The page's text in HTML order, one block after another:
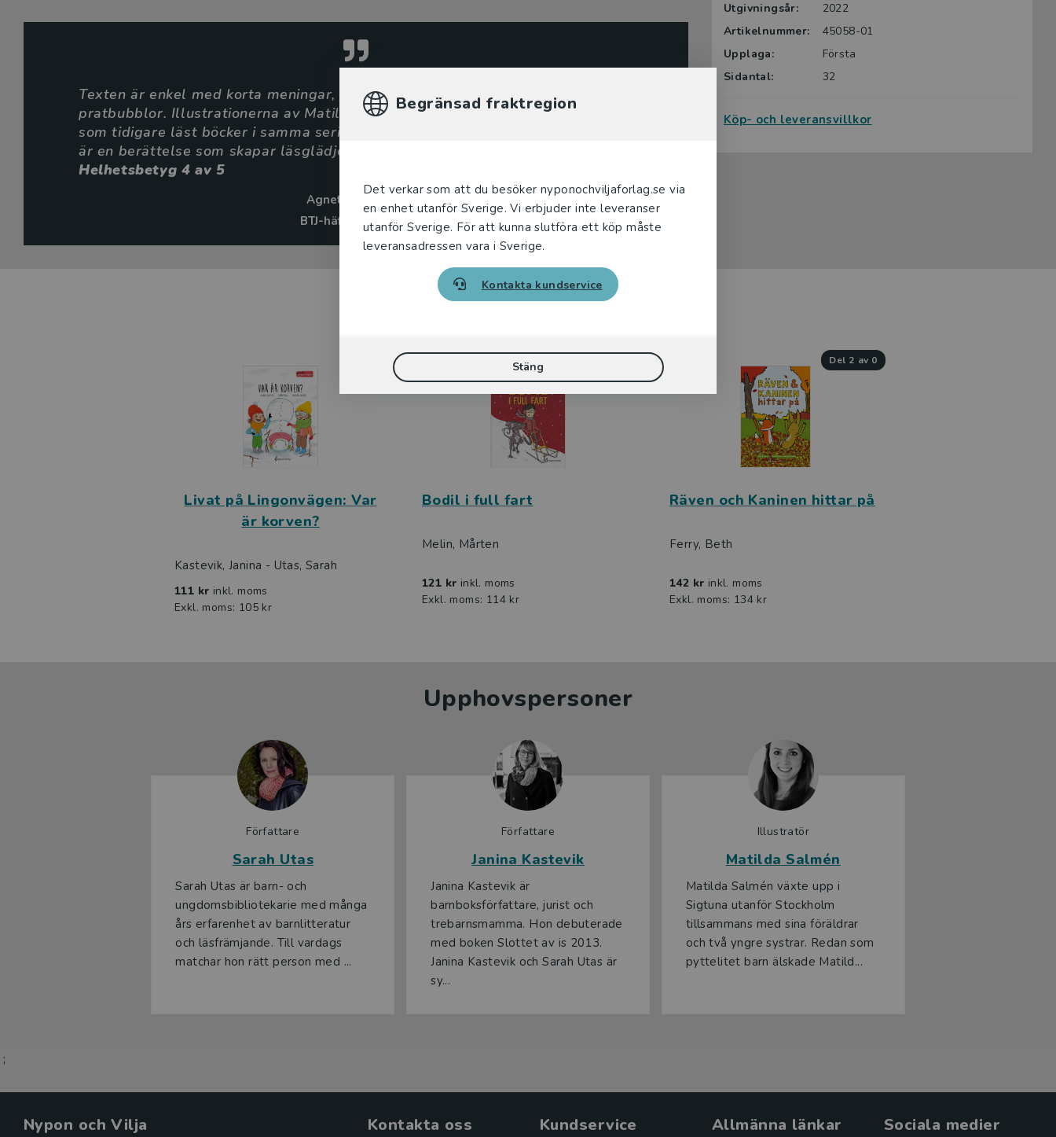
Begränsad fraktregion
Det verkar som att du besöker nyponochviljaforlag.se via
en enhet utanför Sverige. Vi erbjuder inte leveranser
utanför Sverige. För att kunna slutföra ett köp måste
leveransadressen vara i Sverige.
Kontakta kundservice
Stäng
erfarenhet av barnlitteratur och läsfrämjande.
Illustratören Matilda Salmén har jobbat som barnboksillustratör sedan 2006. Hon har illustrerat drygt hundra
Bibliotekstjänst sa så här om boken Du härmade mig: ”Författarna Janina Kastevik och Sarah Utas och
illustratören Matilda Salmén har gemensamt skapat ytterligare en härlig bok som är en inspirationskälla till
fortsatt egenläsning.” (Inger Lindberg, BTJ-häfte nr 21/20)
Texten är enkel med korta meningar, ofta huvudsatser, och dialog samt några
pratbubblor. Illustrationerna av Matilda Salmén är i starka klara färger och de
som tidigare läst böcker i samma serie känner igen personerna. […] Sitt i båten!
är en berättelse som skapar läsglädje hos nybörjaren.
Helhetsbetyg 4 av 5
Agneta Warheim
BTJ-häfte nr 6/2022
Utgivningsår:
2022
Artikelnummer:
45058-01
Upplaga:
Första
Sidantal:
32
Köp- och leveransvillkor
Relaterat
Livat på Lingonvägen: Var
är korven?
Kastevik, Janina - Utas, Sarah
111 kr inkl. moms
Exkl. moms: 105 kr
Bodil i full fart
Melin, Mårten
121 kr inkl. moms
Exkl. moms: 114 kr
Räven och Kaninen hittar på
Ferry, Beth
142 kr inkl. moms
Exkl. moms: 134 kr
del 2 av 0
Upphovspersoner
Författare
Sarah Utas
Sarah Utas är barn- och
ungdomsbibliotekarie med många
års erfarenhet av barnlitteratur
och läsfrämjande. Till vardags
matchar hon rätt person med ...
Författare
Janina Kastevik
Janina Kastevik är
barnboksförfattare, jurist och
trebarnsmamma. Hon debuterade
med boken Slottet av is 2013.
Janina Kastevik och Sarah Utas är
sy...
Illustratör
Matilda Salmén
Matilda Salmén växte upp i
Sigtuna utanför Stockholm
tillsammans med sina föräldrar
och två yngre systrar. Redan som
pyttelitet barn älskade Matild...
;
Nypon och Vilja Kontakta oss Kundservice Allmänna länkar Sociala medier